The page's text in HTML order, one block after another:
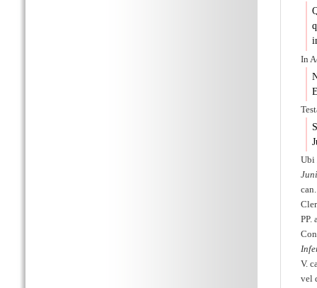
In
Ubi
PP.
V.
vel